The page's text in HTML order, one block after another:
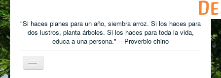
"Si haces planes para un año, siembra arroz. Si los haces para
dos lustros, planta árboles. Si los haces para toda la vida,
educa a una persona." -- Proverbio chino
Cambiar
Navegación